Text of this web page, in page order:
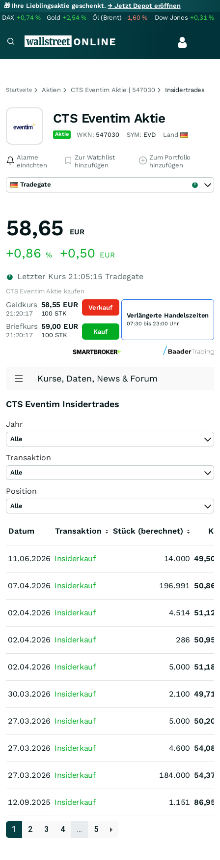
🎁 Ihre Lieblingsaktie geschenkt.→ Jetzt Depot eröffnen
DAX +0,74% Gold +2,54% Öl (Brent) -1,60% Dow Jones +0,31%
Startseite Aktien CTS Eventim Aktie | 547030 Insidertrades
CTS Eventim Aktie
Aktie WKN: 547030 SYM: EVD Land
Alarme
einrichten
Zur Watchlist
hinzufügen
Zum Portfolio
hinzufügen
Tradegate
58,65 EUR
+0,86 % +0,50 EUR
Letzter Kurs 21:05:15 Tradegate
CTS Eventim Aktie kaufen
Geldkurs
21:20:17
58,55 EUR
100 STK
Briefkurs
21:20:17
59,00 EUR
100STK
Verkauf
Kauf
Verlängerte Handelszeiten
07:30 bis 23:00 Uhr
Kurse, Daten, News & Forum
CTS Eventim Insidertrades
Jahr
Alle
Transaktion
Alle
Position
Alle
Datum
11.06.2026
07.04.2026
02.04.2026
02.04.2026
02.04.2026
30.03.2026
27.03.2026
27.03.2026
27.03.2026
12.09.2025
Transaktion Stück (berechnet)
11.06.2026 Insiderkauf 14.000 49,50
07.04.2026 Insiderkauf 196.991 50,86
02.04.2026 Insiderkauf 4.514 51,12
02.04.2026 Insiderkauf 286 50,95
02.04.2026 Insiderkauf 5.000 51,18
30.03.2026 Insiderkauf 2.100 49,71
27.03.2026 Insiderkauf 5.000 50,20
27.03.2026 Insiderkauf 4.600 54,08
27.03.2026 Insiderkauf 184.000 54,37
12.09.2025 Insiderkauf 1.151 86,95
1 2 3 4 … 5